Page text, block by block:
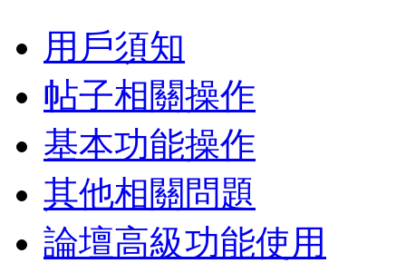
用戶須知
帖子相關操作
基本功能操作
其他相關問題
論壇高級功能使用